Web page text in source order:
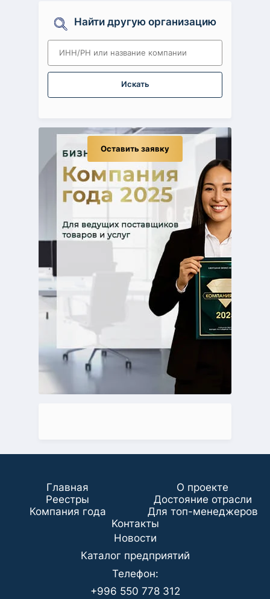
Найти другую организацию
Искать
Оставить заявку
Главная
О проекте
Реестры
Достояние отрасли
Компания года
Для топ-менеджеров
Koнтaкты
Новости
Каталог предприятий
Телефон:
+996 550 778 312